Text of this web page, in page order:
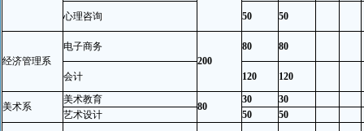
心理咨询 50 50
经济管理系
电子商务
200
80 80
会计 120 120
美术系
美术教育
80
30
30
艺术设计
50 50